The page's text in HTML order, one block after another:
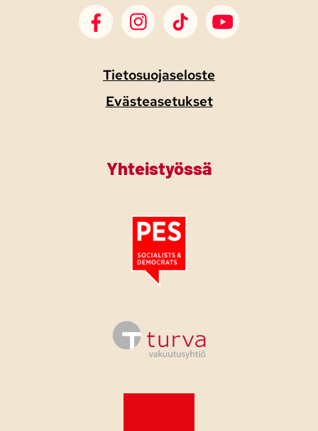
SDP Facebook
SDP Instagram
SDP TikTokSDP Youtube
Tietosuojaseloste
Evästeasetukset
Yhteistyössä
Tutustu PES:n periaatejulistukseen